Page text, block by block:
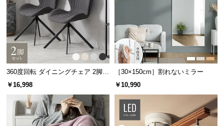
o.,
抜群の強度を誇る強化ガラス製
天板には厚さ約8㎜の強化ガラスを使用。通常のガラ
スより3・5倍の強度を持ち、割れにくく安心です。
360度回転 ダイニングチェア 2脚セ
ット
￥16,998
［30×150cm］割れないミラー
￥10,990